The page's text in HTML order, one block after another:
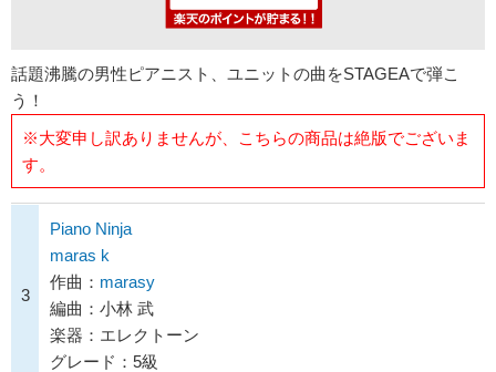
話題沸騰の男性ピアニスト、ユニットの曲をSTAGEAで弾こ
う！
※大変申し訳ありませんが、こちらの商品は絶版でございま
す。
3
Piano Ninja
maras k
作曲： marasy
編曲：小林 武
楽器：エレクトーン
グレード：5級